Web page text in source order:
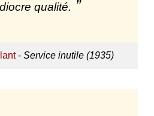
qualité.
- Service inutile (1935)